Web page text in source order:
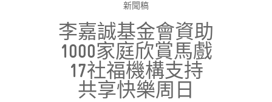
並肩同行
新聞稿
李嘉誠基金會資助
1000家庭欣賞馬戲
17社福機構支持
共享快樂周日